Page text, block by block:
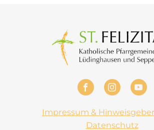
Impressum &
Datenschutz